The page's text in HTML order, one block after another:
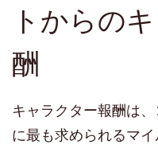
トからの
酬
キャラクター報酬は
に最も求められるマイ